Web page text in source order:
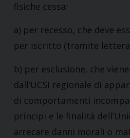
fisiche cessa:
a) per recesso, che deve
per iscritto (tramite lettera
b) per esclusione, che
dall’UCSI regionale di
di comportamenti
principi e le finalità
arrecare danni morali o